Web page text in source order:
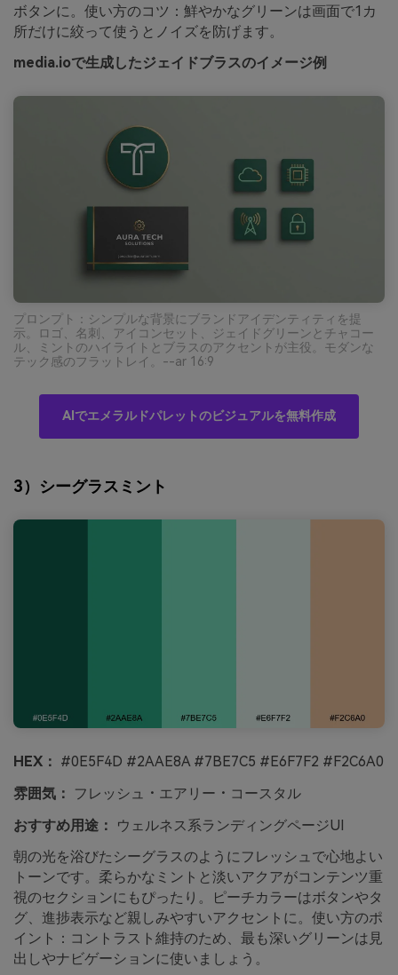
ボタンに。使い方のコツ：鮮やかなグリーンは画面で1カ
所だけに絞って使うとノイズを防げます。
media.ioで生成したジェイドブラスのイメージ例
プロンプト：シンプルな背景にブランドアイデンティティを提
示。ロゴ、名刺、アイコンセット、ジェイドグリーンとチャコー
ル、ミントのハイライトとブラスのアクセントが主役。モダンな
テック感のフラットレイ。--ar 16:9
AIでエメラルドパレットのビジュアルを無料作成
3）シーグラスミント
HEX： #0E5F4D #2AAE8A #7BE7C5 #E6F7F2 #F2C6A0
雰囲気：
フレッシュ・エアリー・コースタル
おすすめ用途：
ウェルネス系ランディングページUI
朝の光を浴びたシーグラスのようにフレッシュで心地よい
トーンです。柔らかなミントと淡いアクアがコンテンツ重
視のセクションにもぴったり。ピーチカラーはボタンやタ
グ、進捗表示など親しみやすいアクセントに。使い方のポ
イント：コントラスト維持のため、最も深いグリーンは見
出しやナビゲーションに使いましょう。